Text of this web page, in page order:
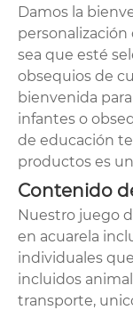
Damos la
personalización
sea que esté
obsequios de
bienvenida
infantes o
de educación
productos es
Contenido
Nuestro juego
en acuarela
individuales
incluidos
transporte,